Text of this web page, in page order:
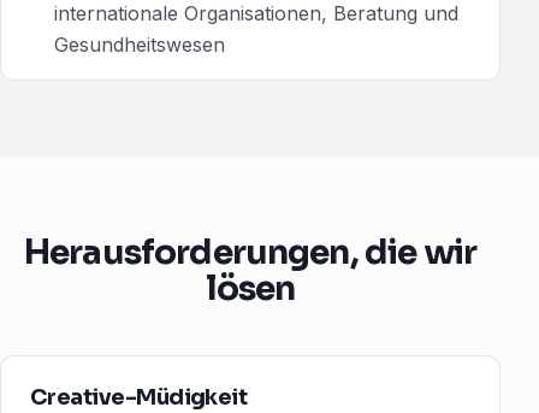
internationale Organisationen, Beratung und
Gesundheitswesen
Herausforderungen, die wir
lösen
Creative-Müdigkeit